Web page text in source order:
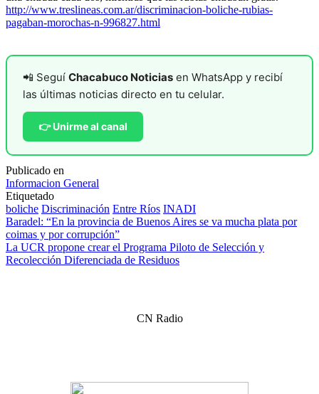
http://www.treslineas.com.ar/discriminacion-boliche-rubias-
pagaban-morochas-n-996827.html
📲 Seguí Chacabuco Noticias en WhatsApp y recibí
las últimas noticias directo en tu celular.
👉 Unirme al canal
Publicado en
Informacion General
Etiquetado
boliche Discriminación Entre Ríos INADI
Navegación
de
entradas
Baradel: “En la provincia de Buenos Aires se va mucha plata por
coimas y por corrupción”
La UCR propone crear el Programa Piloto de Selección y
Recolección Diferenciada de Residuos
CN Radio